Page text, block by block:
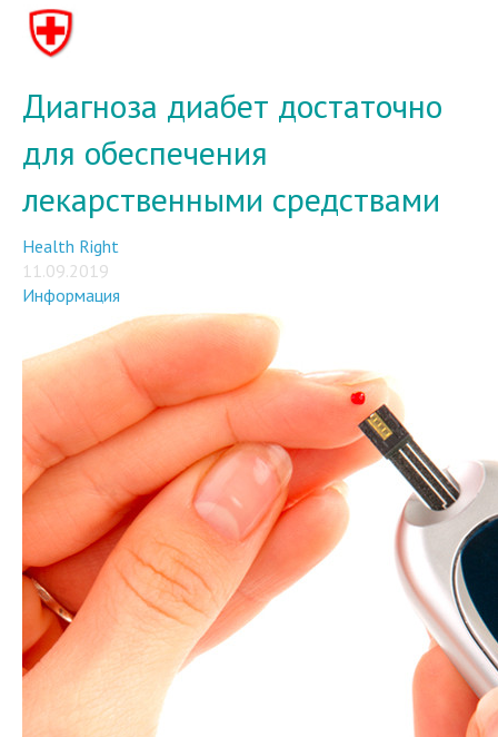
Диагноза диабет достаточно
для обеспечения
лекарственными средствами
Health Right
11.09.2019
Информация